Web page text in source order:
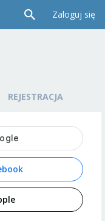
Zaloguj się
REJESTRACJA